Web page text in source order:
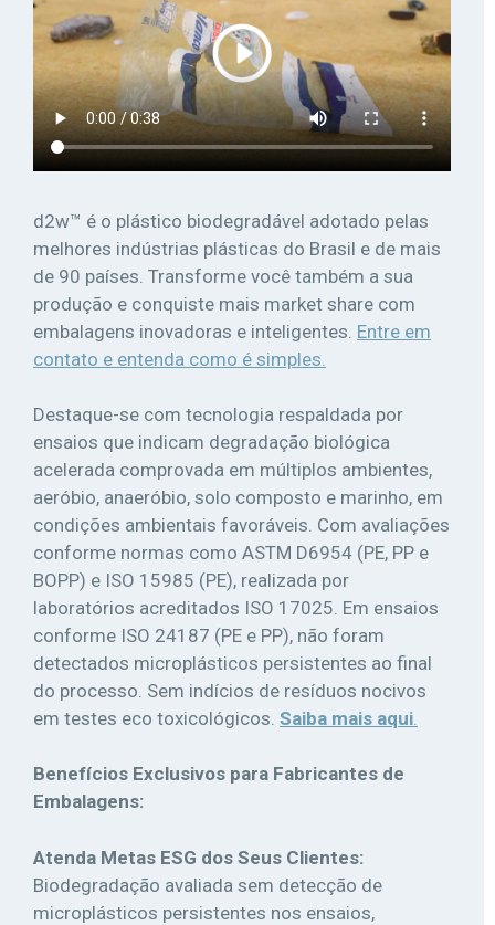
d2w™ é o plástico biodegradável adotado pelas
melhores indústrias plásticas do Brasil e de mais
de 90 países. Transforme você também a sua
produção e conquiste mais market share com
embalagens inovadoras e inteligentes. Entre em
contato e entenda como é simples.
Destaque-se com tecnologia respaldada por
ensaios que indicam degradação biológica
acelerada comprovada em múltiplos ambientes,
aeróbio, anaeróbio, solo composto e marinho, em
condições ambientais favoráveis. Com avaliações
conforme normas como ASTM D6954 (PE, PP e
BOPP) e ISO 15985 (PE), realizada por
laboratórios acreditados ISO 17025. Em ensaios
conforme ISO 24187 (PE e PP), não foram
detectados microplásticos persistentes ao final
do processo. Sem indícios de resíduos nocivos
em testes eco toxicológicos. Saiba mais aqui.
Benefícios Exclusivos para Fabricantes de
Embalagens:
Atenda Metas ESG dos Seus Clientes:
Biodegradação avaliada sem detecção de
microplásticos persistentes nos ensaios,